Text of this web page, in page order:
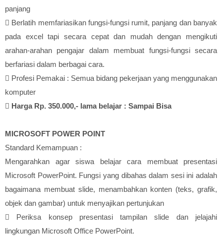
panjang
 Berlatih memfariasikan fungsi-fungsi rumit, panjang dan banyak
pada excel tapi secara cepat dan mudah dengan mengikuti
arahan-arahan pengajar dalam membuat fungsi-fungsi secara
berfariasi dalam berbagai cara.
 Profesi Pemakai : Semua bidang pekerjaan yang menggunakan
komputer
 Harga Rp. 350.000,- lama belajar : Sampai Bisa
MICROSOFT POWER POINT
Standard Kemampuan :
Mengarahkan agar siswa belajar cara membuat presentasi
Microsoft PowerPoint. Fungsi yang dibahas dalam sesi ini adalah
bagaimana membuat slide, menambahkan konten (teks, grafik,
objek dan gambar) untuk menyajikan pertunjukan

Periksa konsep presentasi tampilan slide dan jelajahi
lingkungan Microsoft Office PowerPoint.